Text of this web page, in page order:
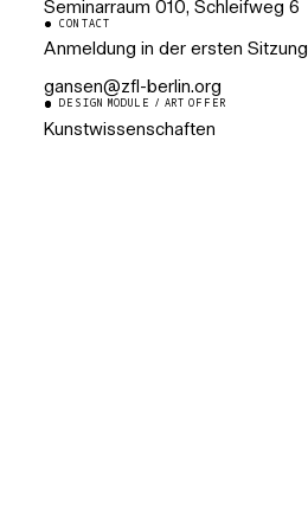
Seminarraum 010, Schleifweg 6
CONTACT
Anmeldung in der ersten Sitzung
gansen@zfl-berlin.org
DESIGN MODULE / ART OFFER
Kunstwissenschaften